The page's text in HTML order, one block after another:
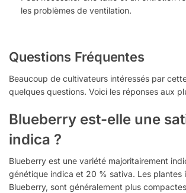
les problèmes de ventilation.
Questions Fréquentes
Beaucoup de cultivateurs intéressés par
quelques questions. Voici les réponses aux
Blueberry est-elle une
indica ?
Blueberry est une variété majoritairement
génétique indica et 20 % sativa. Les plantes
Blueberry, sont généralement plus